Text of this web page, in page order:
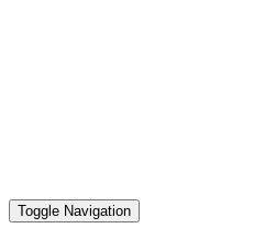
Toggle Navigation